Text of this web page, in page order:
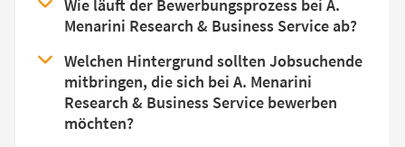
Wie läuft der Bewerbungsprozess bei A.
Menarini Research & Business Service ab?
Welchen Hintergrund sollten Jobsuchende
mitbringen, die sich bei A. Menarini
Research & Business Service bewerben
möchten?